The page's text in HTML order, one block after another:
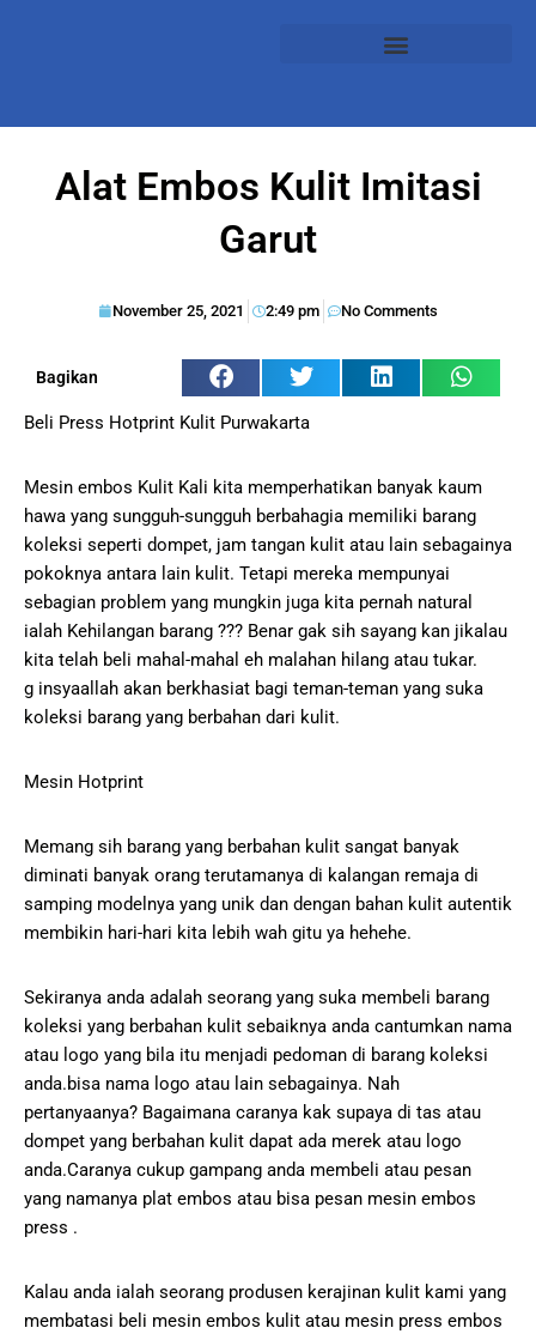
Alat Embos Kulit Imitasi
Garut
November 25, 2021 2:49 pm No Comments
Bagikan
Beli Press Hotprint Kulit Purwakarta
Mesin embos Kulit Kali kita memperhatikan banyak kaum
hawa yang sungguh-sungguh berbahagia memiliki barang
koleksi seperti dompet, jam tangan kulit atau lain sebagainya
pokoknya antara lain kulit. Tetapi mereka mempunyai
sebagian problem yang mungkin juga kita pernah natural
ialah Kehilangan barang ??? Benar gak sih sayang kan jikalau
kita telah beli mahal-mahal eh malahan hilang atau tukar.
g insyaallah akan berkhasiat bagi teman-teman yang suka
koleksi barang yang berbahan dari kulit.
Mesin Hotprint
Memang sih barang yang berbahan kulit sangat banyak
diminati banyak orang terutamanya di kalangan remaja di
samping modelnya yang unik dan dengan bahan kulit autentik
membikin hari-hari kita lebih wah gitu ya hehehe.
Sekiranya anda adalah seorang yang suka membeli barang
koleksi yang berbahan kulit sebaiknya anda cantumkan nama
atau logo yang bila itu menjadi pedoman di barang koleksi
anda.bisa nama logo atau lain sebagainya. Nah
pertanyaanya? Bagaimana caranya kak supaya di tas atau
dompet yang berbahan kulit dapat ada merek atau logo
anda.Caranya cukup gampang anda membeli atau pesan
yang namanya plat embos atau bisa pesan mesin embos
press .
Kalau anda ialah seorang produsen kerajinan kulit kami yang
membatasi beli mesin embos kulit atau mesin press embos